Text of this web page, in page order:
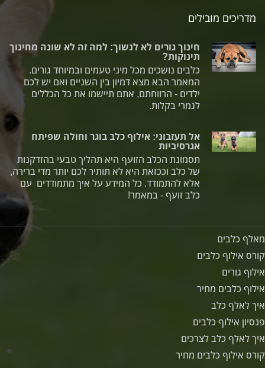
מדריכים מובילים
חינוך גורים לא לנשוך: למה זה לא שונה מחינוך
תינוקות?
כלבים נושכים מכל מיני טעמים ובמיוחד גורים.
המאמר הבא מצא דמיון בין השניים ואם יש לכם
ילדים - הרווחתם, אתם תיישמו את כל הכללים
לגמרי בקלות.
אל תעזבוני: אילוף כלב בוגר וחולה שפיתח
אגרסיביות
תסמונת הכלב הזועף היא תהליך טבעי בהזדקנות
של כלב וככזאת היא לא תותיר לכם יותר מדי ברירה,
אלא להתמודד. כל המידע על איך מתמודדים עם
כלב זועף - במאמר!
מאלף כלבים
קורס אילוף כלבים
אילוף גורים
אילוף כלבים מחיר
איך לאלף כלב
פנסיון אילוף כלבים
איך לאלף כלב לצרכים
קורס אילוף כלבים מחיר